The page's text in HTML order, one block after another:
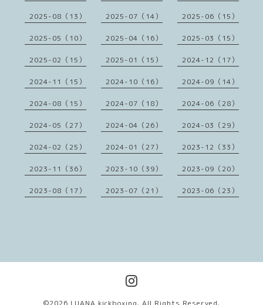
2025-08（13） 2025-07（14） 2025-06（15）
2025-05（10） 2025-04（16） 2025-03（15）
2025-02（15） 2025-01（15） 2024-12（17）
2024-11（15） 2024-10（16） 2024-09（14）
2024-08（15） 2024-07（18） 2024-06（28）
2024-05（27） 2024-04（26） 2024-03（29）
2024-02（25） 2024-01（27） 2023-12（33）
2023-11（36） 2023-10（39） 2023-09（20）
2023-08（17） 2023-07（21） 2023-06（23）
©2026 LUANA kickboxing. All Rights Reserved.